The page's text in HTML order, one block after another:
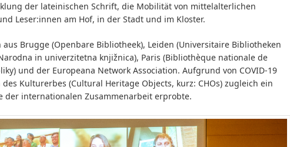
der lateinischen Schrift, die Mobilität von mittelalterlichen
Leser:innen am Hof, in der Stadt und im Kloster.
Brugge (Openbare Bibliotheek), Leiden (Universitaire Bibliotheken
in univerzitetna knjižnica), Paris (Bibliothèque nationale de
und der Europeana Network Association. Aufgrund von COVID-19
Kulturerbes (Cultural Heritage Objects, kurz: CHOs) zugleich ein
der internationalen Zusammenarbeit erprobte.